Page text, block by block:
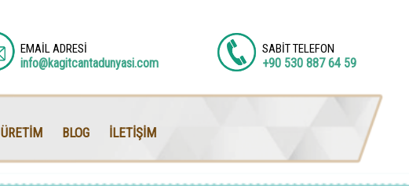
EMAİL ADRESİ
info@kagitcantadunyasi.com
SABİT TELEFON
+90 530 887 64 59
ÜRETİM BLOG İLETİŞİM